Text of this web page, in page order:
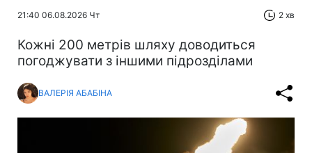
21:40 06.08.2026 Чт 2 хв
Кожні 200 метрів шляху доводиться
погоджувати з іншими підрозділами
ВАЛЕРІЯ АБАБІНА